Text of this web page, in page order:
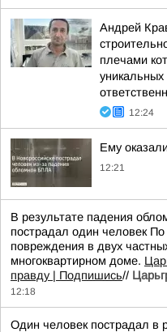
Андрей
плечами
уникальных
12:24
Ему
12:21
В результате падения
пострадал один человек
повреждения в двух
многоквартирном доме.
правду | Подпишись//
12:18
Один человек пострадал в